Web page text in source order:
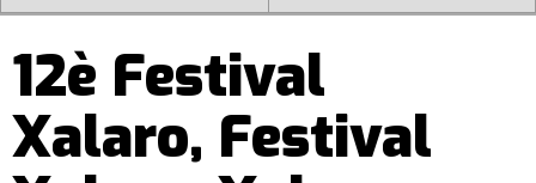
12è Festival
Xalaro, Festival